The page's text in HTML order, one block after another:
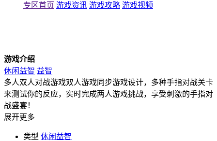
专区首页 游戏资讯 游戏攻略 游戏视频
游戏介绍
休闲益智 益智
多人双人对战游戏双人游戏同步游戏设计，多种手指对战关卡
来测试你的反应，实时完成两人游戏挑战，享受刺激的手指对
战盛宴！
展开更多
类型 休闲益智